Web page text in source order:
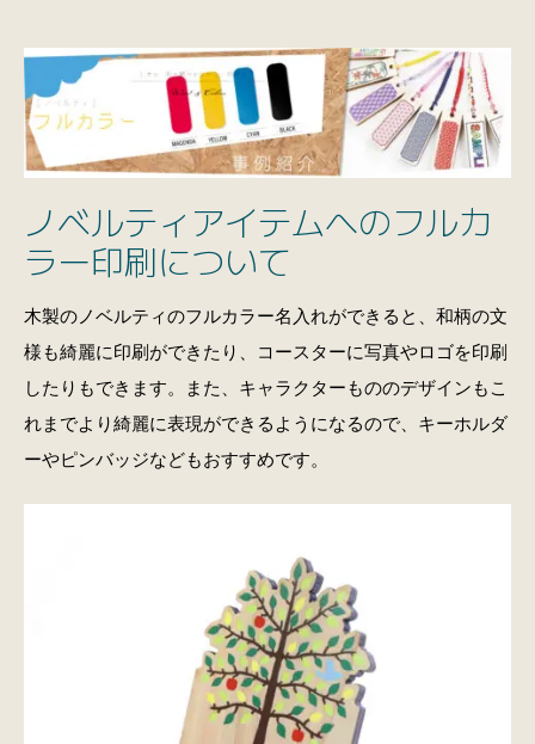
ノベルティアイテムへのフルカ
ラー印刷について
木製のノベルティのフルカラー名入れができると、和柄の文
様も綺麗に印刷ができたり、コースターに写真やロゴを印刷
したりもできます。また、キャラクターもののデザインもこ
れまでより綺麗に表現ができるようになるので、キーホルダ
ーやピンバッジなどもおすすめです。